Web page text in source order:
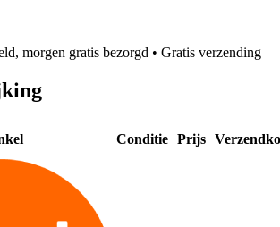
morgen gratis bezorgd • Gratis verzending
Conditie Prijs